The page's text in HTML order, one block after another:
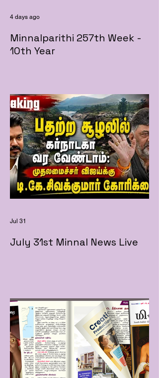
Minnalparithi 257th Week -
10th Year
4 days ago
July 31st Minnal News Live
Jul 31